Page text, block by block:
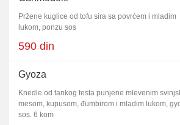
Pržene kuglice od tofu sira sa povrćem i mladim
lukom, ponzu sos
590 din
Gyoza
Knedle od tankog testa punjene mlevenim
mesom, kupusom, đumbirom i mladim lukom,
sos. 6 kom